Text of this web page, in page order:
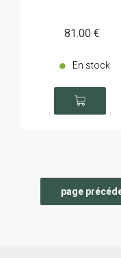
81.00 €
En stock